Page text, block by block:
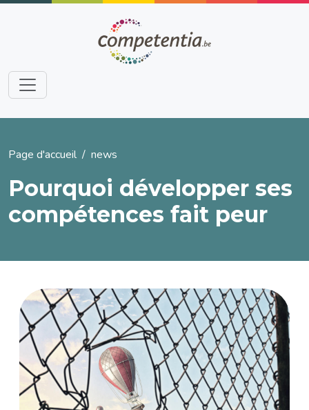
Aller au contenu principal
Fil d'Ariane
Page d'accueil news
Pourquoi développer ses
compétences fait peur